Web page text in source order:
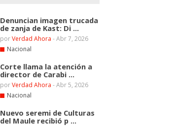
Denuncian imagen trucada
de zanja de Kast: Di ...
porVerdad Ahora -Abr 7, 2026
Nacional
Corte llama la atención a
director de Carabi ...
porVerdad Ahora -Abr 5, 2026
Nacional
Nuevo seremi de Culturas
del Maule recibió p ...